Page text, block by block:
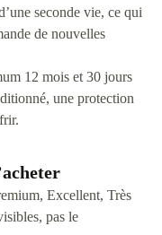
seconde vie, ce qui
de nouvelles
12 mois et 30 jours
une protection
Excellent, Très
pas le